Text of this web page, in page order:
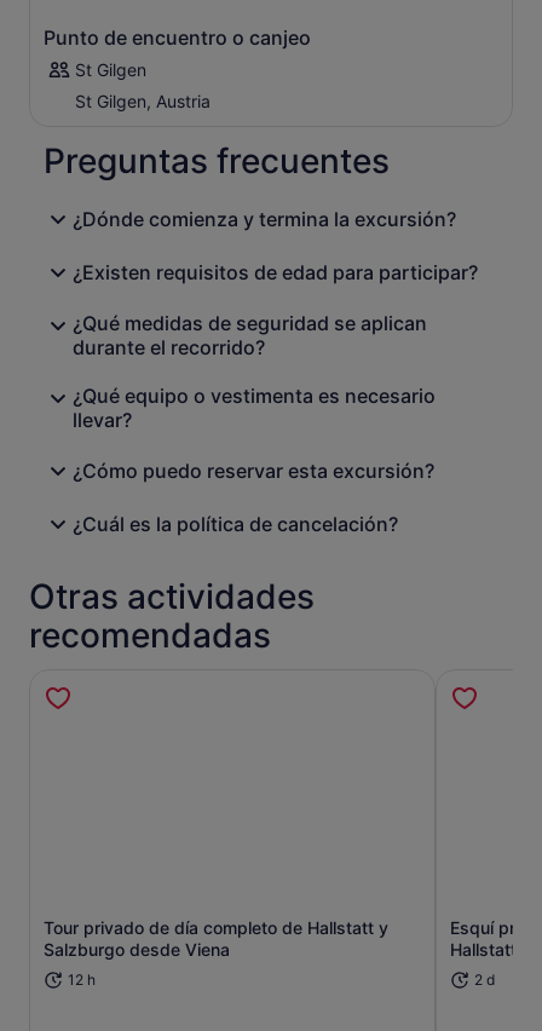
Punto de encuentro o canjeo
St Gilgen
St Gilgen, Austria
Preguntas frecuentes
¿Dónde comienza y termina la excursión?
¿Existen requisitos de edad para participar?
¿Qué medidas de seguridad se aplican
durante el recorrido?
¿Qué equipo o vestimenta es necesario
llevar?
¿Cómo puedo reservar esta excursión?
¿Cuál es la política de cancelación?
Otras actividades
recomendadas
Tour privado de día completo de Hallstatt y
Salzburgo desde Viena
12 h
Se abre en una pestaña nueva
Esquí
Hallstatt
2 d